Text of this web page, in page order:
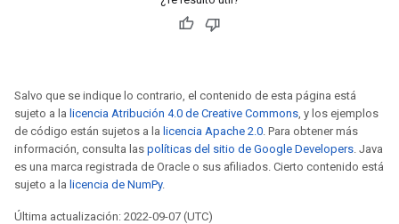
Salvo que se indique lo contrario, el contenido de esta página está
sujeto a la licencia Atribución 4.0 de Creative Commons, y los ejemplos
de código están sujetos a la licencia Apache 2.0. Para obtener más
información, consulta las políticas del sitio de Google Developers. Java
es una marca registrada de Oracle o sus afiliados. Cierto contenido está
sujeto a la licencia de NumPy.
Última actualización: 2022-09-07 (UTC)